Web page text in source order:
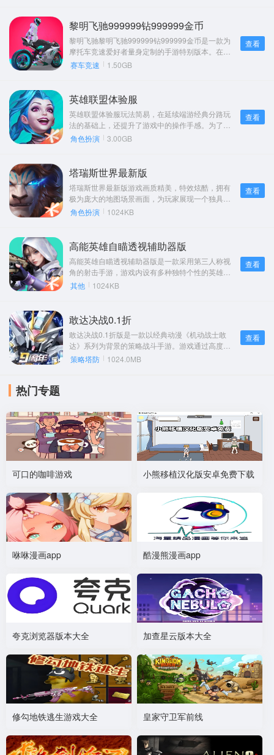
抗的玩家还是喜欢团队合作的玩家，都能在这款游
戏中找到属于自己的乐趣。
黎明飞驰999999钻999999金币
黎明飞驰黎明飞驰999999钻999999金币是一款为
摩托车竞速爱好者量身定制的手游特别版本。在这
个版本中，玩家将拥有999999钻石和999999金币
激的竞速体验和丰富的车辆选择而广受好评，无限
资源版更是为玩家提供了前所未有的游戏自由度和
便利性。
赛车竞速 1.50GB
查看
英雄联盟体验服
英雄联盟体验服玩法简易，在延续端游经典分路玩
法的基础上，还提升了游戏中的操作手感。为了契
合移动端操作，游戏不仅增添了双摇杆操作模式，
只需依靠自身出色的策略、意识以及决策能力，就
能在战场上崭露头角，玩起来着实令人热血沸腾。
角色扮演 3.00GB
查看
塔瑞斯世界最新版
塔瑞斯世界最新版游戏画质精美，特效炫酷，拥有
极为庞大的地图场景画面，为玩家展现一个独具特
色的魔幻世界。该手游支持双端同步畅玩，一场前
角色扮演 1024KB
查看
高能英雄自瞄透视辅助器版
高能英雄自瞄透视辅助器版是一款采用第三人称视
角的射击手游，游戏内设有多种独特个性的英雄角
色供玩家选择。玩家可以在游戏中体验匹配模式、
其他 1024KB
查看
敢达决战0.1折
敢达决战0.1折版是一款以经典动漫《机动战士敢
达》系列为背景的策略战斗手游。游戏通过高度还
原经典动画情节和机甲人物，为玩家带来沉浸式的
策略塔防 1024.0MB
查看
热门专题
可口的咖啡游戏 小熊移植汉化版安卓免费下载
咻咻漫画app 酷漫熊漫画app
夸克浏览器版本大全 加查星云版本大全
修勾地铁逃生游戏大全 皇家守卫军前线